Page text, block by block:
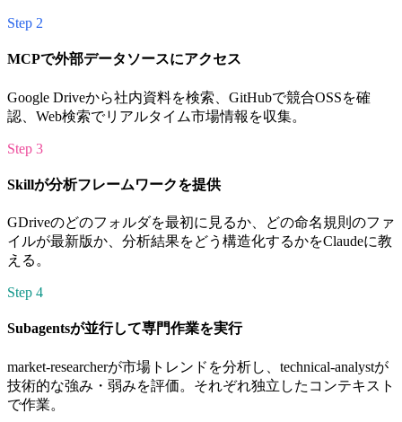
Step 2
MCPで外部データソースにアクセス
Google Driveから社内資料を検索、GitHubで競合OSSを確
認、Web検索でリアルタイム市場情報を収集。
Step 3
Skillが分析フレームワークを提供
GDriveのどのフォルダを最初に見るか、どの命名規則のファ
イルが最新版か、分析結果をどう構造化するかをClaudeに教
える。
Step 4
Subagentsが並行して専門作業を実行
market-researcherが市場トレンドを分析し、technical-analystが
技術的な強み・弱みを評価。それぞれ独立したコンテキスト
で作業。